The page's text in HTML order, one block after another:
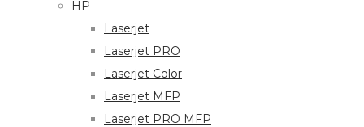
HP
Laserjet
Laserjet PRO
Laserjet Color
Laserjet MFP
Laserjet PRO MFP